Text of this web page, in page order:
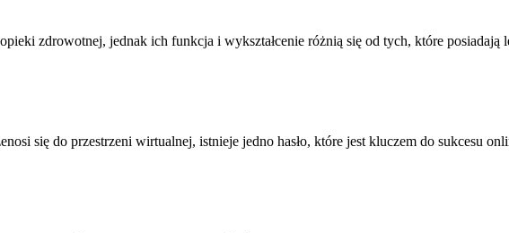
zdrowotnej, jednak ich funkcja i wykształcenie różnią się od tych, które posiadają
się do przestrzeni wirtualnej, istnieje jedno hasło, które jest kluczem do sukcesu